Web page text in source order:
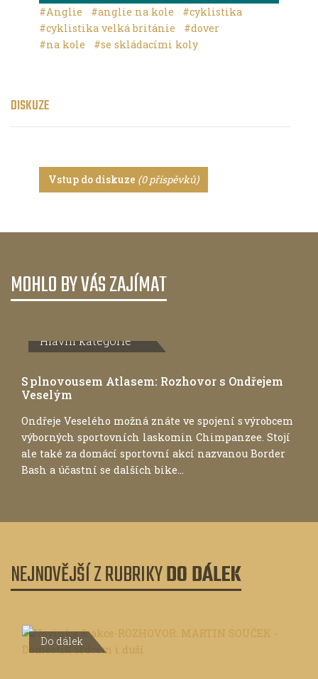
#Anglie #anglie na kole
#cyklistika
#cyklistika velká británie
#dover
#na kole
#se skládacími koly
DISKUZE
Vstup do diskuze (0 příspěvků)
MOHLO BY VÁS ZAJÍMAT
Hlavní kategorie
S plnovousem Atlasem: Rozhovor s Ondřejem
Veselým
Ondřeje Veselého možná znáte ve spojení s výrobcem
výborných sportovních laskomin Chimpanzee. Stojí
ale také za domácí sportovní akcí nazvanou Border
Bash a účastní se dalších bike...
NEJNOVĚJŠÍ Z RUBRIKYDO DÁLEK
Do dálek